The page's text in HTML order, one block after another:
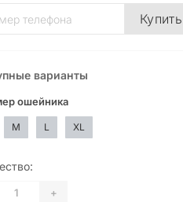
Купить
варианты
ошейника
M L XL
+